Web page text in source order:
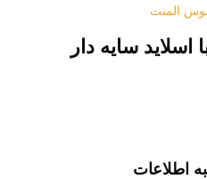
المنت
اسلاید سایه دار
اطلاعات